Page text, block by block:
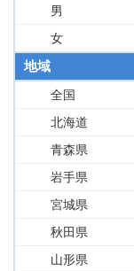
男
女
地域
全国
北海道
青森県
岩手県
宮城県
秋田県
山形県